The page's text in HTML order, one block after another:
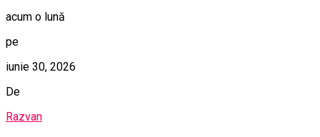
acum o lună
pe
iunie 30, 2026
De
Razvan